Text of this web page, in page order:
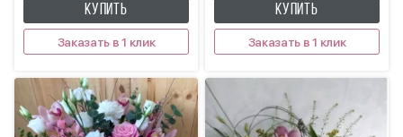
КУПИТЬ
Заказать в 1 клик
КУПИТЬ
Заказать в 1 клик